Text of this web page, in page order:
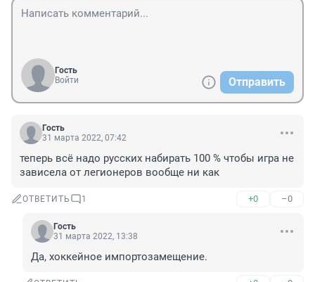
Гость
Войти
Отправить
Гость
31 марта 2022, 07:42
теперь всё надо русских набирать 100 % чтобы игра не
зависела от легионеров вообще ни как
ОТВЕТИТЬ 1 +0 –0
Гость
31 марта 2022, 13:38
Да, хоккейное импортозамещение.